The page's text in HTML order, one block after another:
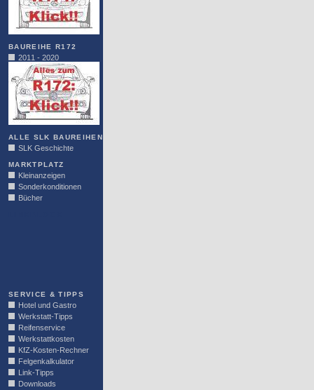
BAUREIHE R172
2011 - 2020
ALLE SLK BAUREIHEN
SLK Geschichte
MARKTPLATZ
Kleinanzeigen
Sonderkonditionen
Bücher
SERVICE & TIPPS
Hotel und Gastro
Werkstatt-Tipps
Reifenservice
Werkstattkosten
KfZ-Kosten-Rechner
Felgenkalkulator
Link-Tipps
Downloads